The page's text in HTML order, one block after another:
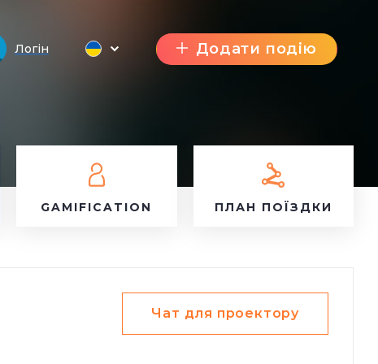
Логін Додати подію
GAMIFICATION ПЛАН ПОЇЗДКИ
Чат для проектору